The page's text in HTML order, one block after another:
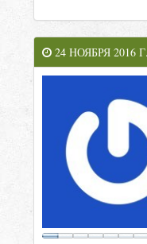
24 НОЯБРЯ 2016